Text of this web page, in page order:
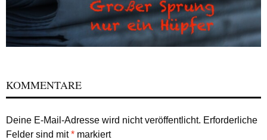
KOMMENTARE
Deine E-Mail-Adresse wird nicht veröffentlicht. Erforderliche
Felder sind mit* markiert